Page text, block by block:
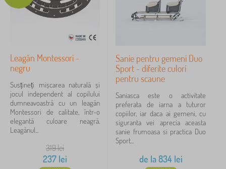
Leagăn Montessori -
negru
Susțineți mișcarea naturală și
jocul independent al copilului
dumneavoastră cu un leagăn
Montessori de calitate, într-o
elegantă culoare neagră.
Leagănul...
319lei
237 lei
Sanie pentru gemeni Duo
Sport - diferite culori
pentru scaune
Saniasca este o activitate
preferata de iarna a tuturor
copiilor, iar daca ai gemeni, cu
siguranta vei aprecia aceasta
sanie frumoasa si practica Duo
Sport...
de la834lei